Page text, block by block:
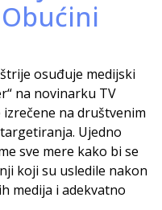
osuđuje medijski
na novinarku TV
izrečene na društvenim
Ujedno
sve mere kako bi se
koji su usledile nakon
medija i adekvatno